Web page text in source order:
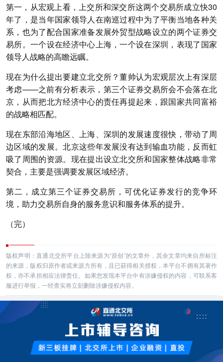
第一，从宏观上看，上交所和深交所这两个交易所成立快30
年了，是当年国家领导人在南巡过程中为了平衡当地各种关
系，也为了配合国家准备发展外贸型战略设立的两个证券交
易所。一个设在经济中心上海，一个设在深圳，表现了国家
领导人战略的高瞻远瞩。
现在为什么提出要建立北交所？董帅认为宏观层次上有深层
考虑——之前有分析表示，第三个证券交易所会不会落在北
京，从而把北方经济中心的责任再提起来，跟国家共同富裕
的战略相匹配。
现在东部沿海地区、上海、深圳的发展速度很快，带动了周
边区域的发展。北京这些年发展没有达到输血功能，反而虹
吸了周围的资源。现在提出设立北交所和国家整体战略非常
契合，主要是强调要发展区域经济。
第二，成立第三个证券交易所，可优化证券发行的竞争环
境，助力交易所自身的服务意识和服务体系的提升。
（完）
版权声明：直通北交所平台上除来源为“原创”的文章外，其余文章均来自所标注
的来源，版权归原作者或来源方所有，且已获得相关授权，本平台不拥有其著作
权，亦不承担相应法律责任。如果您发现本平台中有涉嫌侵权的内容，可联系客
服进行举报，一经查实将立刻删除涉嫌侵权内容。